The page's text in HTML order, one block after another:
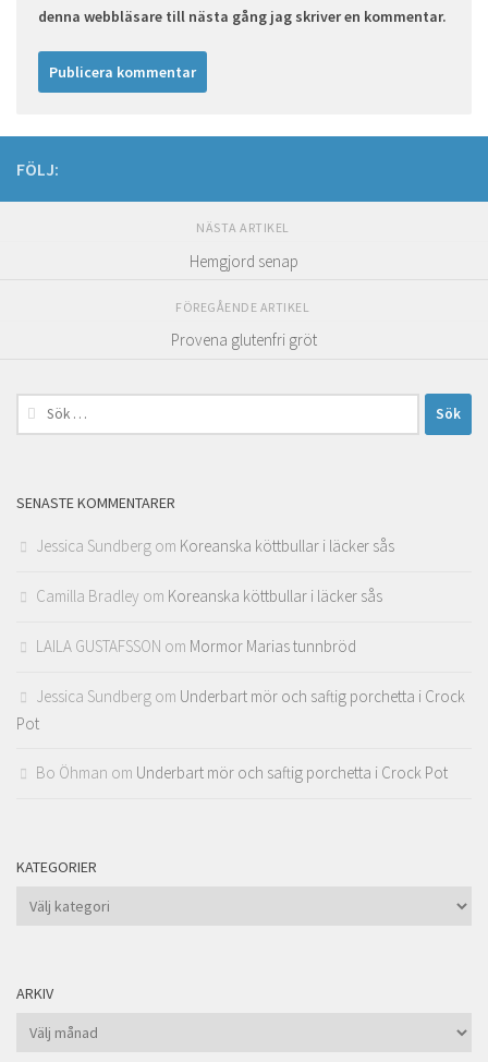
denna webbläsare till nästa gång jag skriver en kommentar.
FÖLJ:
NÄSTA ARTIKEL
Hemgjord senap
FÖREGÅENDE ARTIKEL
Provena glutenfri gröt
Sök
efter:
SENASTE KOMMENTARER
Jessica Sundberg om Koreanska köttbullar i läcker sås
Camilla Bradley om Koreanska köttbullar i läcker sås
LAILA GUSTAFSSON om Mormor Marias tunnbröd
Jessica Sundberg om Underbart mör och saftig porchetta i Crock
Pot
Bo Öhman om Underbart mör och saftig porchetta i Crock Pot
KATEGORIER
Kategorier
ARKIV
Arkiv